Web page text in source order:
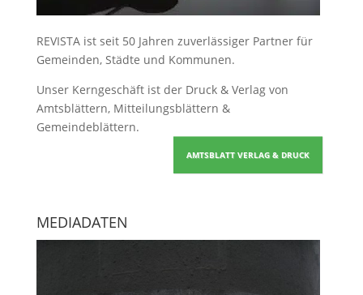
REVISTA ist seit 50 Jahren zuverlässiger Partner für
Gemeinden, Städte und Kommunen.
Unser Kerngeschäft ist der Druck & Verlag von
Amtsblättern, Mitteilungsblättern &
Gemeindeblättern.
AMTSBLATT VERLAG & DRUCK
MEDIADATEN